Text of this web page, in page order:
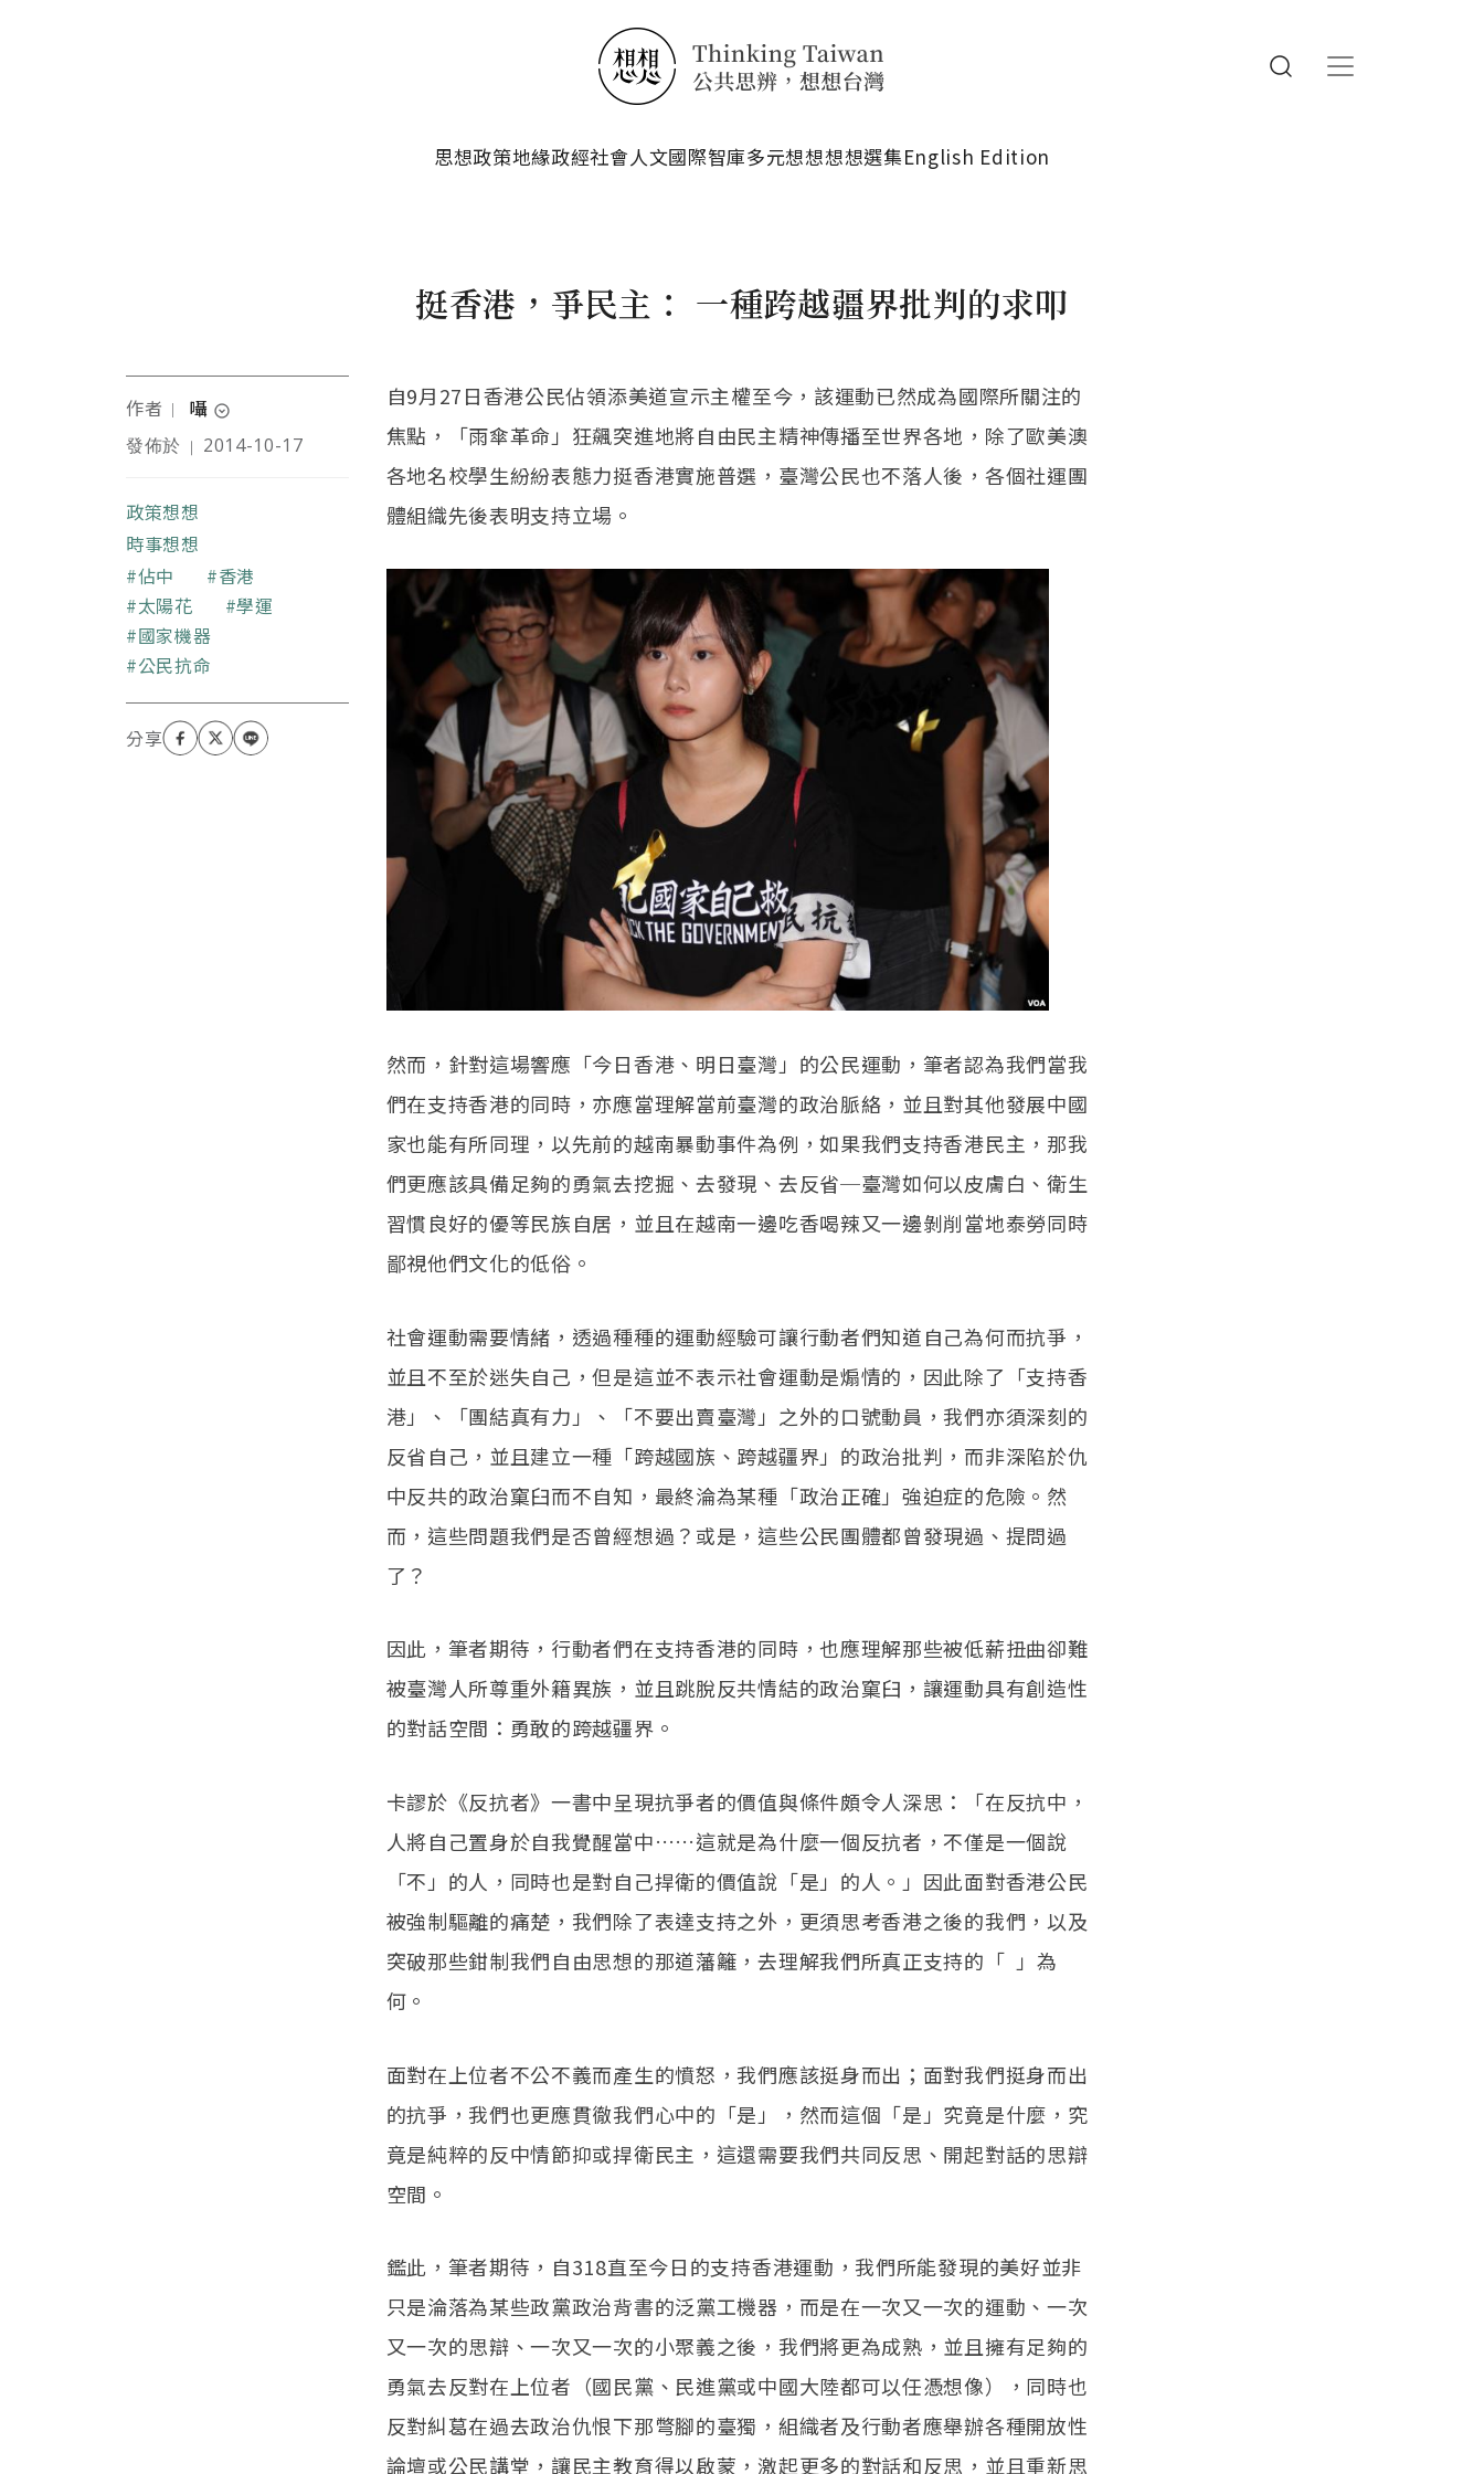
思想政策地緣政經社會人文國際智庫多元想想想想選集English Edition
挺香港，爭民主： 一種跨越疆界批判的求叩
作者 ｜ 囁 expand_circle_down
作者為文字記者
發佈於 ｜ 2014-10-17
政策想想
時事想想
關鍵字
佔中
香港
太陽花
學運
國家機器
公民抗命
自9月27日香港公民佔領添美道宣示主權至今，該運動已然成為國際所關注的
焦點，「雨傘革命」狂飆突進地將自由民主精神傳播至世界各地，除了歐美澳
各地名校學生紛紛表態力挺香港實施普選，臺灣公民也不落人後，各個社運團
體組織先後表明支持立場。
然而，針對這場響應「今日香港、明日臺灣」的公民運動，筆者認為我們當我
們在支持香港的同時，亦應當理解當前臺灣的政治脈絡，並且對其他發展中國
家也能有所同理，以先前的越南暴動事件為例，如果我們支持香港民主，那我
們更應該具備足夠的勇氣去挖掘、去發現、去反省─臺灣如何以皮膚白、衛生
習慣良好的優等民族自居，並且在越南一邊吃香喝辣又一邊剝削當地泰勞同時
鄙視他們文化的低俗。
社會運動需要情緒，透過種種的運動經驗可讓行動者們知道自己為何而抗爭，
並且不至於迷失自己，但是這並不表示社會運動是煽情的，因此除了「支持香
港」、「團結真有力」、「不要出賣臺灣」之外的口號動員，我們亦須深刻的
反省自己，並且建立一種「跨越國族、跨越疆界」的政治批判，而非深陷於仇
中反共的政治窠臼而不自知，最終淪為某種「政治正確」強迫症的危險。然
而，這些問題我們是否曾經想過？或是，這些公民團體都曾發現過、提問過
了？
因此，筆者期待，行動者們在支持香港的同時，也應理解那些被低薪扭曲卻難
被臺灣人所尊重外籍異族，並且跳脫反共情結的政治窠臼，讓運動具有創造性
的對話空間：勇敢的跨越疆界。
卡謬於《反抗者》一書中呈現抗爭者的價值與條件頗令人深思：「在反抗中，
人將自己置身於自我覺醒當中……這就是為什麼一個反抗者，不僅是一個說
「不」的人，同時也是對自己捍衛的價值說「是」的人。」因此面對香港公民
被強制驅離的痛楚，我們除了表達支持之外，更須思考香港之後的我們，以及
突破那些鉗制我們自由思想的那道藩籬，去理解我們所真正支持的「 」為
何。
面對在上位者不公不義而產生的憤怒，我們應該挺身而出；面對我們挺身而出
的抗爭，我們也更應貫徹我們心中的「是」，然而這個「是」究竟是什麼，究
竟是純粹的反中情節抑或捍衛民主，這還需要我們共同反思、開起對話的思辯
空間。
鑑此，筆者期待，自318直至今日的支持香港運動，我們所能發現的美好並非
只是淪落為某些政黨政治背書的泛黨工機器，而是在一次又一次的運動、一次
又一次的思辯、一次又一次的小聚義之後，我們將更為成熟，並且擁有足夠的
勇氣去反對在上位者（國民黨、民進黨或中國大陸都可以任憑想像），同時也
反對糾葛在過去政治仇恨下那彆腳的臺獨，組織者及行動者應舉辦各種開放性
論壇或公民講堂，讓民主教育得以啟蒙，激起更多的對話和反思，並且重新思